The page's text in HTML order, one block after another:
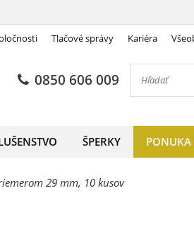
Tlačové správy Kariéra
0850 606 009
ŠPERKY PONUKA
29 mm, 10 kusov
s vnútorným